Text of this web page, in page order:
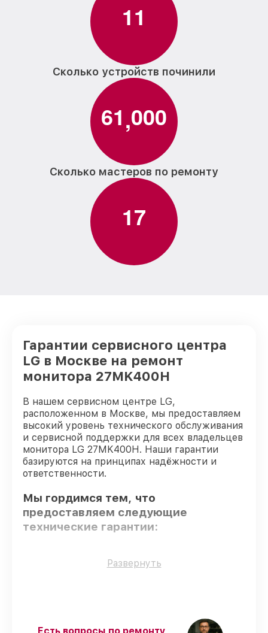
11
Сколько устройств починили
61,000
Сколько мастеров по ремонту
17
Гарантии сервисного центра
LG в Москве на ремонт
монитора 27MK400H
В нашем сервисном центре LG,
расположенном в Москве, мы предоставляем
высокий уровень технического обслуживания
и сервисной поддержки для всех владельцев
монитора LG 27MK400H. Наши гарантии
базируются на принципах надёжности и
ответственности.
Мы гордимся тем, что
предоставляем следующие
технические гарантии:
Оригинальные детали– для всех видов
обучение и ежегодную аттестацию, что
Развернуть